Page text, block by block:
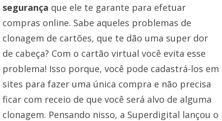
segurança que ele te garante para efetuar
compras online. Sabe aqueles problemas de
clonagem de cartões, que te dão uma super dor
de cabeça? Com o cartão virtual você evita esse
problema! Isso porque, você pode cadastrá-los em
sites para fazer uma única compra e não precisa
ficar com receio de que você será alvo de alguma
clonagem. Pensando nisso, a Superdigital lançou o